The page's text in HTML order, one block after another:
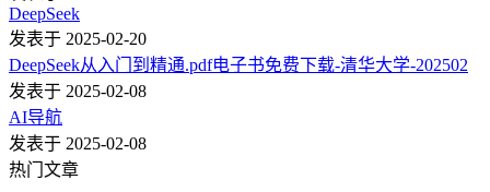
DeepSeek
发表于 2025-02-20
DeepSeek从入门到精通.pdf电子书免费下载-清华大学-202502
发表于 2025-02-08
AI导航
发表于 2025-02-08
热门文章